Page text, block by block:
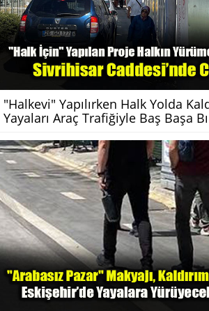
"Halkevi" Yapılırken Halk Yolda
Yayaları Araç Trafiğiyle Baş Başa